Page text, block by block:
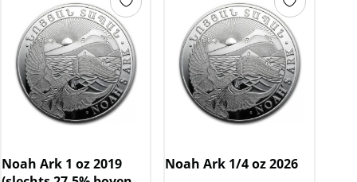
Noah Ark 1 oz 2019
Noah Ark 1/4 oz 2026